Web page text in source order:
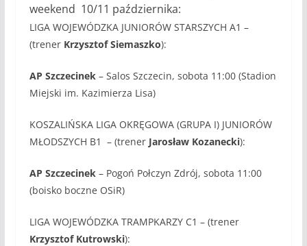
weekend 10/11 października:
LIGA WOJEWÓDZKA JUNIORÓW STARSZYCH A1 –
(trener Krzysztof Siemaszko):
AP Szczecinek– Salos Szczecin, sobota 11:00 (Stadion
Miejski im. Kazimierza Lisa)
KOSZALIŃSKA LIGA OKRĘGOWA (GRUPA I) JUNIORÓW
MŁODSZYCH B1 – (trener Jarosław Kozanecki):
AP Szczecinek– Pogoń Połczyn Zdrój, sobota 11:00
(boisko boczne OSiR)
LIGA WOJEWÓDZKA TRAMPKARZY C1 – (trener
Krzysztof Kutrowski):